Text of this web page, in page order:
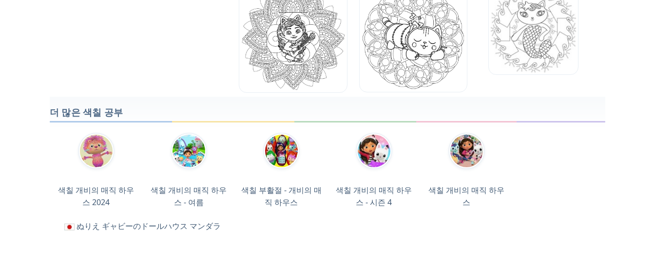
더 많은 색칠 공부
색칠 개비의 매직 하우
스 2024
색칠 개비의 매직 하우
스 - 여름
색칠 부활절 - 개비의 매
직 하우스
색칠 개비의 매직 하우
스 - 시즌 4
색칠 개비의 매직 하우
스
ぬりえ ギャビーのドールハウス マンダラ